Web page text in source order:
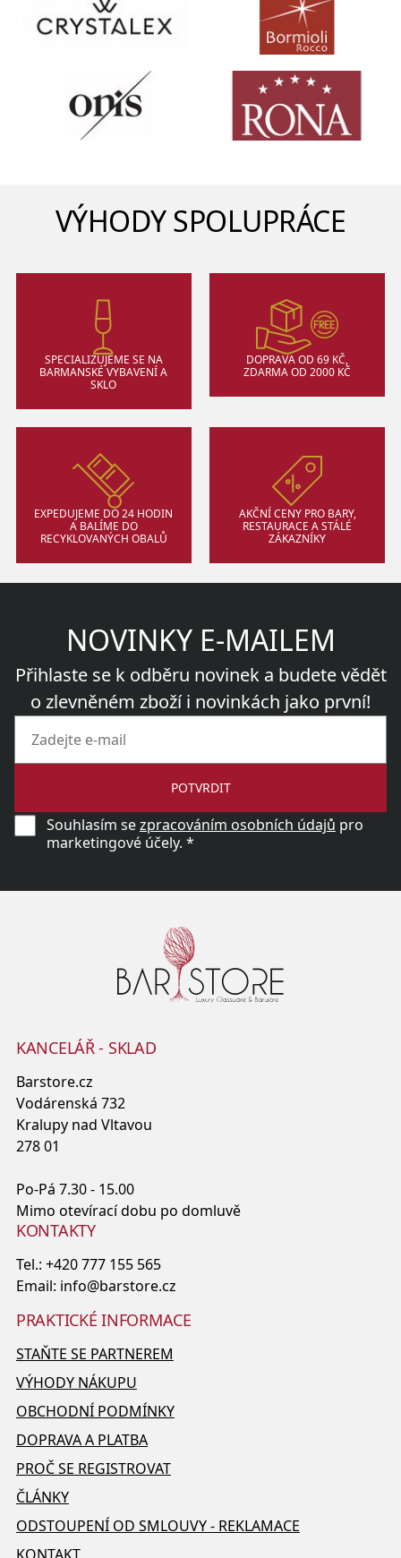
VÝHODY SPOLUPRÁCE
SPECIALIZUJEME SE NA
BARMANSKÉ VYBAVENÍ A
SKLO
DOPRAVA OD 69 KČ,
ZDARMA OD 2000 KČ
EXPEDUJEME DO 24 HODIN
A BALÍME DO
RECYKLOVANÝCH OBALŮ
AKČNÍ CENY PRO BARY,
RESTAURACE A STÁLÉ
ZÁKAZNÍKY
NOVINKY E-MAILEM
Přihlaste se k odběru novinek a budete vědět
o zlevněném zboží i novinkách jako první!
POTVRDIT
Souhlasím sezpracováním osobních údajů pro
marketingové účely. *
KANCELÁŘ - SKLAD
Barstore.cz
Vodárenská 732
Kralupy nad Vltavou
278 01
Po-Pá 7.30 - 15.00
Mimo otevírací dobu po domluvě
KONTAKTY
Tel.: +420 777 155 565
Email: info@barstore.cz
PRAKTICKÉ INFORMACE
STAŇTE SE PARTNEREM
VÝHODY NÁKUPU
OBCHODNÍ PODMÍNKY
DOPRAVA A PLATBA
PROČ SE REGISTROVAT
ČLÁNKY
ODSTOUPENÍ OD SMLOUVY - REKLAMACE